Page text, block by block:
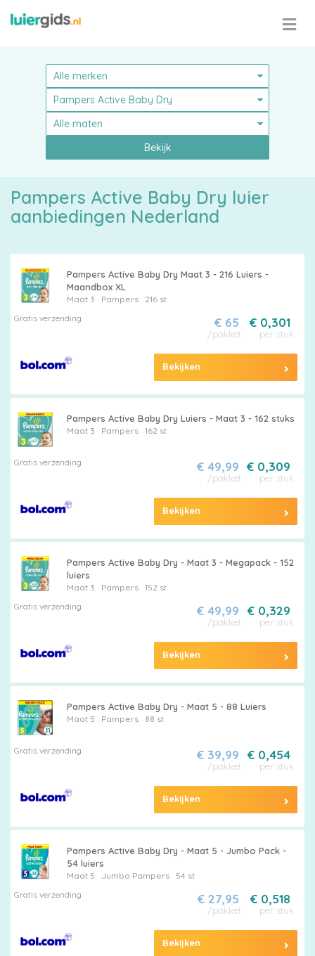
Pampers
Alle
luiers
Luierbroekjes
Billendoekjes
Maten
&
Series
vergelijken
Bekijk
Pampers Active Baby Dry luier
aanbiedingen Nederland
Pampers Active Baby Dry Maat 3 - 216 Luiers -
Maandbox XL
Maat 3 Pampers
216 st
Gratis verzending
€ 0,301
per stuk
€ 65
/pakket
Bekijken
Pampers Active Baby Dry Luiers - Maat 3 - 162 stuks
Maat 3 Pampers 162 st
Gratis verzending € 0,309
per stuk
€ 49,99
/pakket
Bekijken
Pampers Active Baby Dry - Maat 3 - Megapack - 152
luiers
Maat 3 Pampers
152 st
Gratis verzending
€ 0,329
per stuk
€ 49,99
/pakket
Bekijken
Pampers Active Baby Dry - Maat 5 - 88 Luiers
Maat 5 Pampers 88 st
Gratis verzending € 0,454
per stuk
€ 39,99
/pakket
Bekijken
Pampers Active Baby Dry - Maat 5 - Jumbo Pack -
54 luiers
Maat 5 Jumbo Pampers
54 st
Gratis verzending
€ 0,518
per stuk
€ 27,95
/pakket
Bekijken